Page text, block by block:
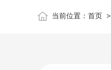
当前位置： 首页>